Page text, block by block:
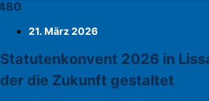
21. März 2026
Statutenkonvent 2026 in
der die Zukunft gestaltet